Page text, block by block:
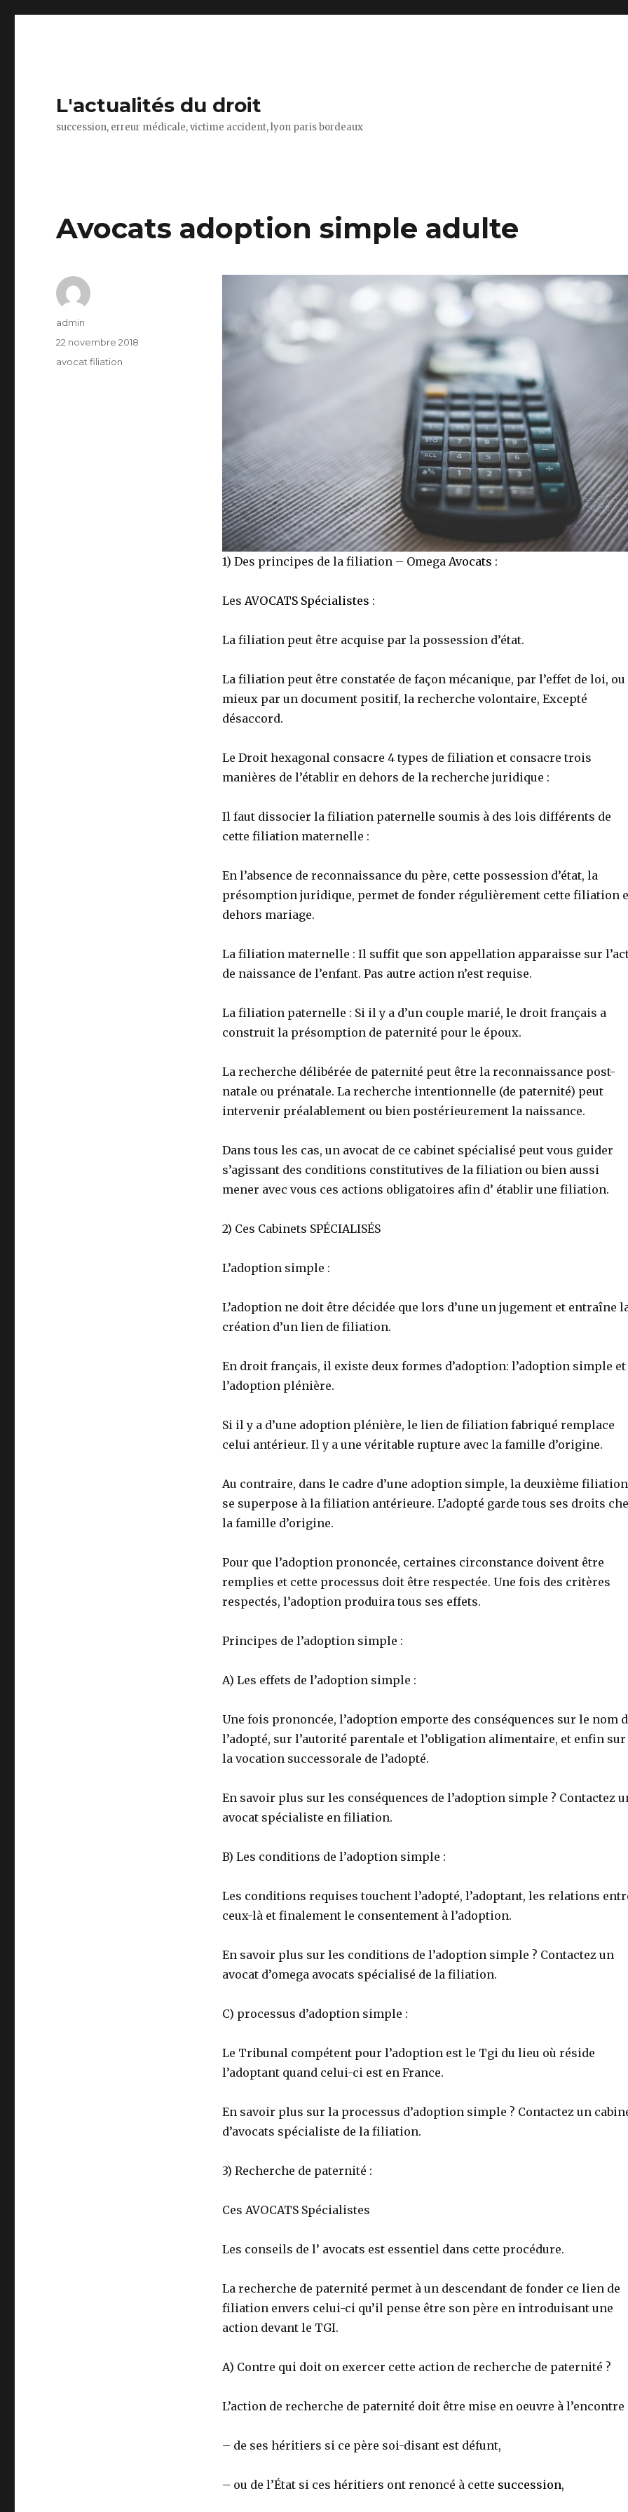
L'actualités du droit
succession, erreur médicale, victime accident, lyon paris bordeaux
Avocats adoption simple adulte
1) Des principes de la filiation – Omega Avocats :
Les AVOCATS Spécialistes :
La filiation peut être acquise par la possession d’état.
La filiation peut être constatée de façon mécanique, par l’effet de loi, ou
mieux par un document positif, la recherche volontaire, Excepté
désaccord.
Le Droit hexagonal consacre 4 types de filiation et consacre trois
manières de l’établir en dehors de la recherche juridique :
Il faut dissocier la filiation paternelle soumis à des lois différents de
cette filiation maternelle :
En l’absence de reconnaissance du père, cette possession d’état, la
présomption juridique, permet de fonder régulièrement cette filiation
dehors mariage.
La filiation maternelle : Il suffit que son appellation apparaisse sur
de naissance de l’enfant. Pas autre action n’est requise.
La filiation paternelle : Si il y a d’un couple marié, le droit français a
construit la présomption de paternité pour le époux.
La recherche délibérée de paternité peut être la reconnaissance post-
natale ou prénatale. La recherche intentionnelle (de paternité) peut
intervenir préalablement ou bien postérieurement la naissance.
Dans tous les cas, un avocat de ce cabinet spécialisé peut vous guider
s’agissant des conditions constitutives de la filiation ou bien aussi
mener avec vous ces actions obligatoires afin d’ établir une filiation.
2) Ces Cabinets SPÉCIALISÉS
L’adoption simple :
L’adoption ne doit être décidée que lors d’une un jugement et entraîne
création d’un lien de filiation.
En droit français, il existe deux formes d’adoption: l’adoption simple et
l’adoption plénière.
Si il y a d’une adoption plénière, le lien de filiation fabriqué remplace
celui antérieur. Il y a une véritable rupture avec la famille d’origine.
Au contraire, dans le cadre d’une adoption simple, la deuxième filiation
se superpose à la filiation antérieure. L’adopté garde tous ses droits
la famille d’origine.
Pour que l’adoption prononcée, certaines circonstance doivent être
remplies et cette processus doit être respectée. Une fois des critères
respectés, l’adoption produira tous ses effets.
Principes de l’adoption simple :
A) Les effets de l’adoption simple :
Une fois prononcée, l’adoption emporte des conséquences sur le nom
l’adopté, sur l’autorité parentale et l’obligation alimentaire, et enfin sur
la vocation successorale de l’adopté.
En savoir plus sur les conséquences de l’adoption simple ? Contactez
avocat spécialiste en filiation.
B) Les conditions de l’adoption simple :
Les conditions requises touchent l’adopté, l’adoptant, les relations
ceux-là et finalement le consentement à l’adoption.
En savoir plus sur les conditions de l’adoption simple ? Contactez un
avocat d’omega avocats spécialisé de la filiation.
C) processus d’adoption simple :
Le Tribunal compétent pour l’adoption est le Tgi du lieu où réside
l’adoptant quand celui-ci est en France.
En savoir plus sur la processus d’adoption simple ? Contactez un
d’avocats spécialiste de la filiation.
3) Recherche de paternité :
Ces AVOCATS Spécialistes
Les conseils de l’ avocats est essentiel dans cette procédure.
La recherche de paternité permet à un descendant de fonder ce lien de
filiation envers celui-ci qu’il pense être son père en introduisant une
action devant le TGI.
A) Contre qui doit on exercer cette action de recherche de paternité ?
L’action de recherche de paternité doit être mise en oeuvre à l’encontre
– de ses héritiers si ce père soi-disant est défunt,
– ou de l’État si ces héritiers ont renoncé à cette succession,
Auteur
admin
Publié
22 novembre 2018
Catégories
avocat filiation